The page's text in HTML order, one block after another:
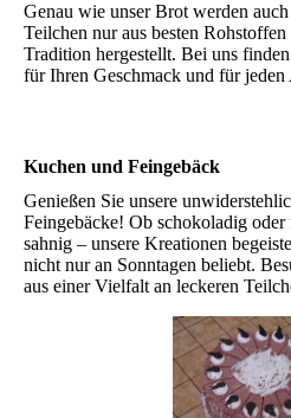
Genau wie unser Brot werden
Teilchen nur aus besten
Tradition hergestellt. Bei uns
für Ihren Geschmack und für jeden
Kuchen und Feingebäck
Genießen Sie unsere
Feingebäcke! Ob schokoladig
sahnig – unsere Kreationen
nicht nur an Sonntagen beliebt.
aus einer Vielfalt an leckeren